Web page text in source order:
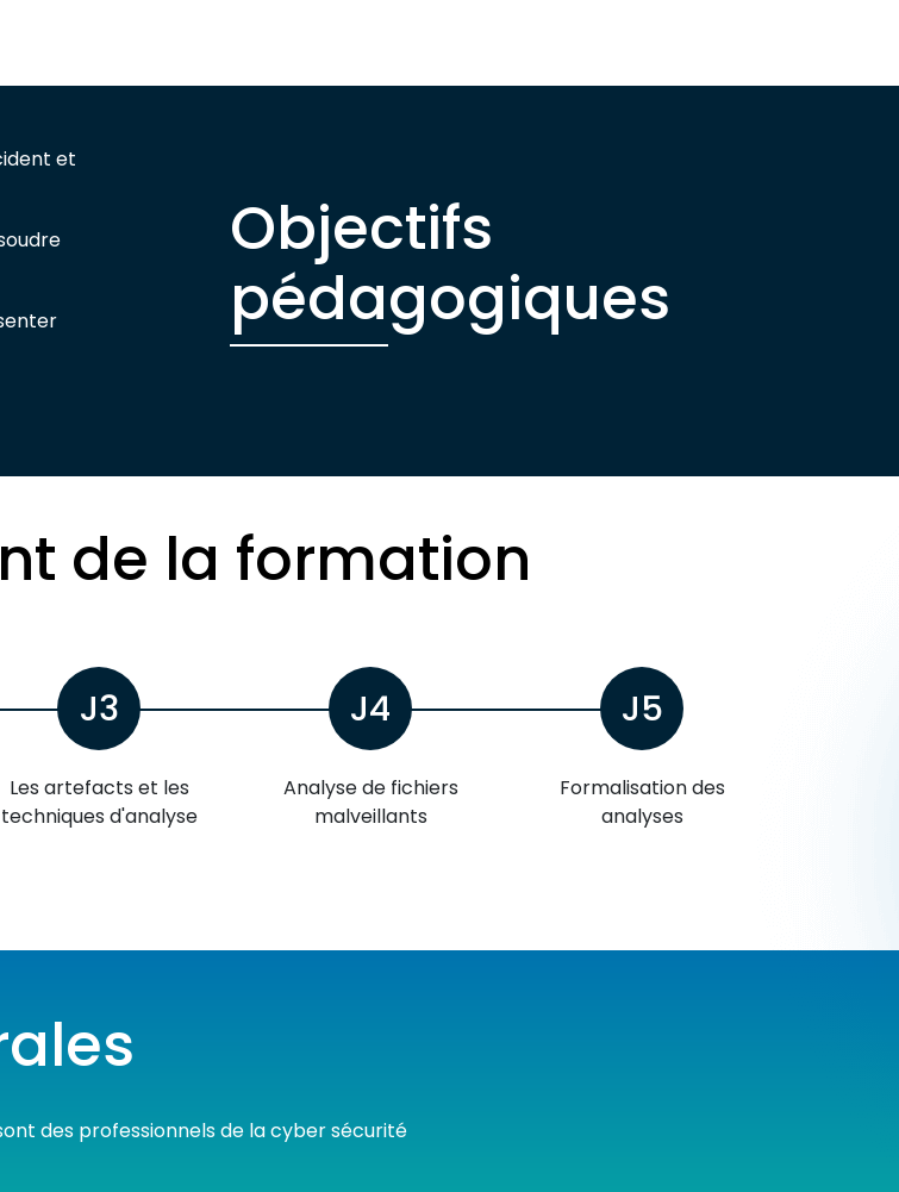
et
Objectifs
pédagogiques
de la formation
J3
Les artefacts et les
techniques d'analyse
J4
Analyse de fichiers
malveillants
J5
Formalisation des
analyses
des professionnels de la cyber sécurité